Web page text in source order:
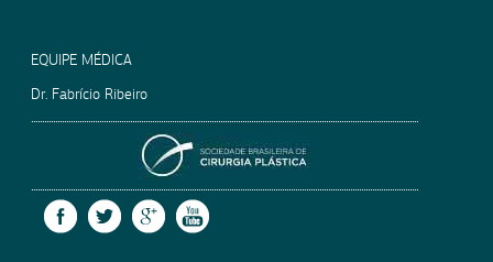
EQUIPE MÉDICA
Dr. Fabrício Ribeiro
FACEBOOKTWITTERGOOGLE +